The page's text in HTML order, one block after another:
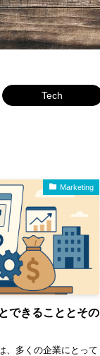
Tech
Marketing
できることとその
、多くの企業にとって